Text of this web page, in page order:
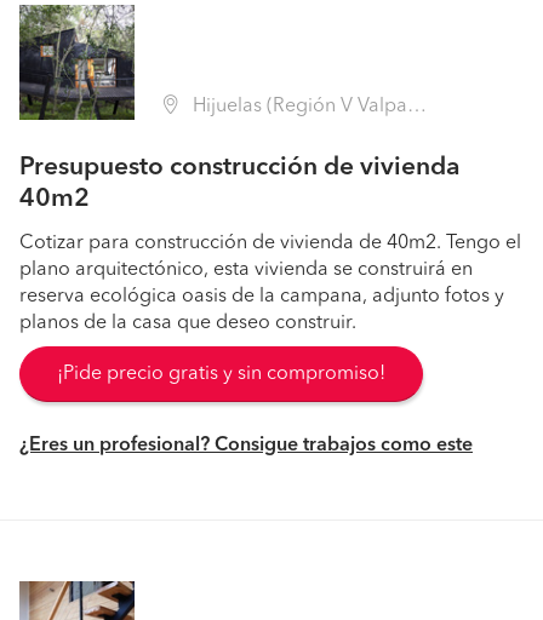
Hijuelas (Región V Valparaíso - Quillota)
Presupuesto construcción de vivienda
40m2
Cotizar para construcción de vivienda de 40m2. Tengo el
plano arquitectónico, esta vivienda se construirá en
reserva ecológica oasis de la campana, adjunto fotos y
planos de la casa que deseo construir.
¡Pide precio gratis y sin compromiso!
¿Eres un profesional? Consigue trabajos como este